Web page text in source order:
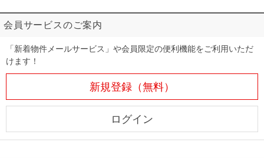
会員サービスのご案内
「新着物件メールサービス」や会員限定の便利機能をご利用いただ
けます！
新規登録（無料）
ログイン